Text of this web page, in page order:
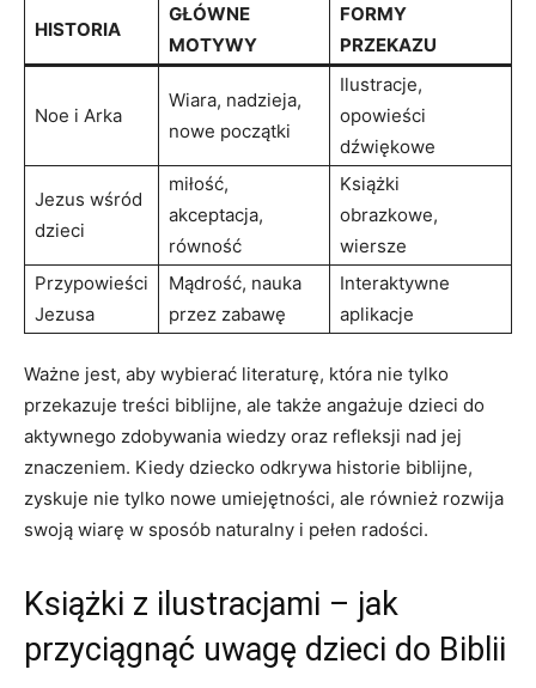
HISTORIA
GŁÓWNE
MOTYWY
FORMY
PRZEKAZU
Noe i Arka
Wiara, nadzieja,
nowe początki
Ilustracje,
opowieści
dźwiękowe
Jezus wśród
dzieci
miłość,
akceptacja,
równość
Książki
obrazkowe,
wiersze
Przypowieści
Jezusa
Mądrość, nauka
przez zabawę
Interaktywne
aplikacje
Ważne jest, aby wybierać literaturę, która nie tylko
przekazuje treści biblijne, ale także angażuje dzieci do
aktywnego zdobywania wiedzy oraz refleksji nad jej
znaczeniem. Kiedy dziecko odkrywa historie biblijne,
zyskuje nie tylko nowe umiejętności, ale również rozwija
swoją wiarę w sposób naturalny i pełen radości.
Książki z ilustracjami – jak
przyciągnąć uwagę dzieci do Biblii